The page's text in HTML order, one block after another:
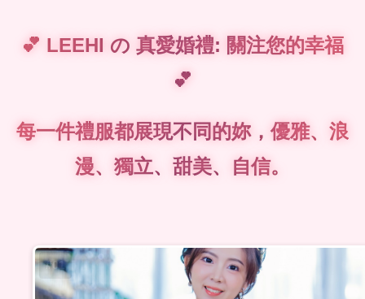
💕 LEEHI の 真愛婚禮: 關注您的幸福
💕
每一件禮服都展現不同的妳，優雅、浪
漫、獨立、甜美、自信。
#01